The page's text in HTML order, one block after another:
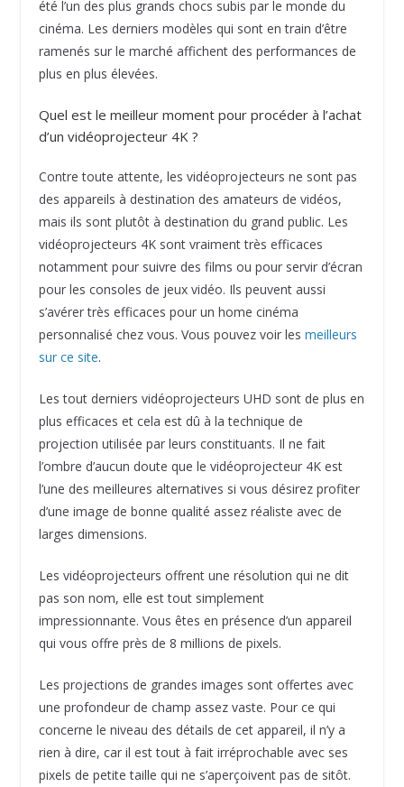
été l’un des plus grands chocs subis par le monde du
cinéma. Les derniers modèles qui sont en train d’être
ramenés sur le marché affichent des performances de
plus en plus élevées.
Quel est le meilleur moment pour procéder à l’achat
d’un vidéoprojecteur 4K ?
Contre toute attente, les vidéoprojecteurs ne sont pas
des appareils à destination des amateurs de vidéos,
mais ils sont plutôt à destination du grand public. Les
vidéoprojecteurs 4K sont vraiment très efficaces
notamment pour suivre des films ou pour servir d’écran
pour les consoles de jeux vidéo. Ils peuvent aussi
s’avérer très efficaces pour un home cinéma
personnalisé chez vous. Vous pouvez voir les meilleurs
sur ce site.
Les tout derniers vidéoprojecteurs UHD sont de plus en
plus efficaces et cela est dû à la technique de
projection utilisée par leurs constituants. Il ne fait
l’ombre d’aucun doute que le vidéoprojecteur 4K est
l’une des meilleures alternatives si vous désirez profiter
d’une image de bonne qualité assez réaliste avec de
larges dimensions.
Les vidéoprojecteurs offrent une résolution qui ne dit
pas son nom, elle est tout simplement
impressionnante. Vous êtes en présence d’un appareil
qui vous offre près de 8 millions de pixels.
Les projections de grandes images sont offertes avec
une profondeur de champ assez vaste. Pour ce qui
concerne le niveau des détails de cet appareil, il n’y a
rien à dire, car il est tout à fait irréprochable avec ses
pixels de petite taille qui ne s’aperçoivent pas de sitôt.